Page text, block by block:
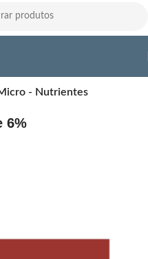
- Nutrientes
6%